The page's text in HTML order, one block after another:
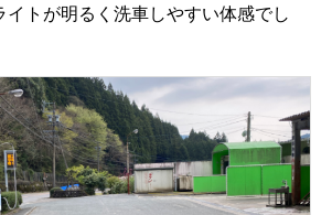
イトが明るく洗車しやすい体感でし